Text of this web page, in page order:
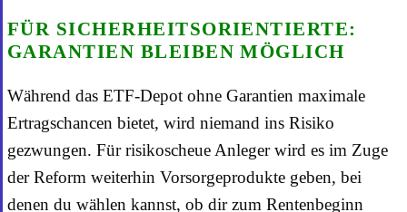
FÜR SICHERHEITSORIENTIERTE:
GARANTIEN BLEIBEN MÖGLICH
Während das ETF-Depot ohne Garantien maximale
Ertragschancen bietet, wird niemand ins Risiko
gezwungen. Für risikoscheue Anleger wird es im Zuge
der Reform weiterhin Vorsorgeprodukte geben, bei
denen du wählen kannst, ob dir zum Rentenbeginn